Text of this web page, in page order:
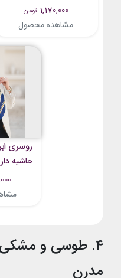
1,170,000 تومان
مشاهده محصول
روسری
حاشیه
۴. طوسی و
مدرن